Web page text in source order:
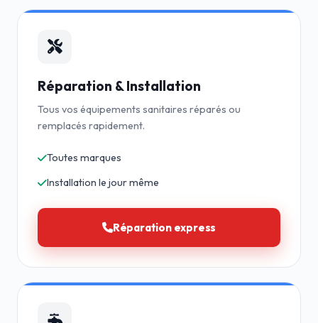
Réparation & Installation
Tous vos équipements sanitaires réparés ou
remplacés rapidement.
Toutes marques
Installation le jour même
Réparation express